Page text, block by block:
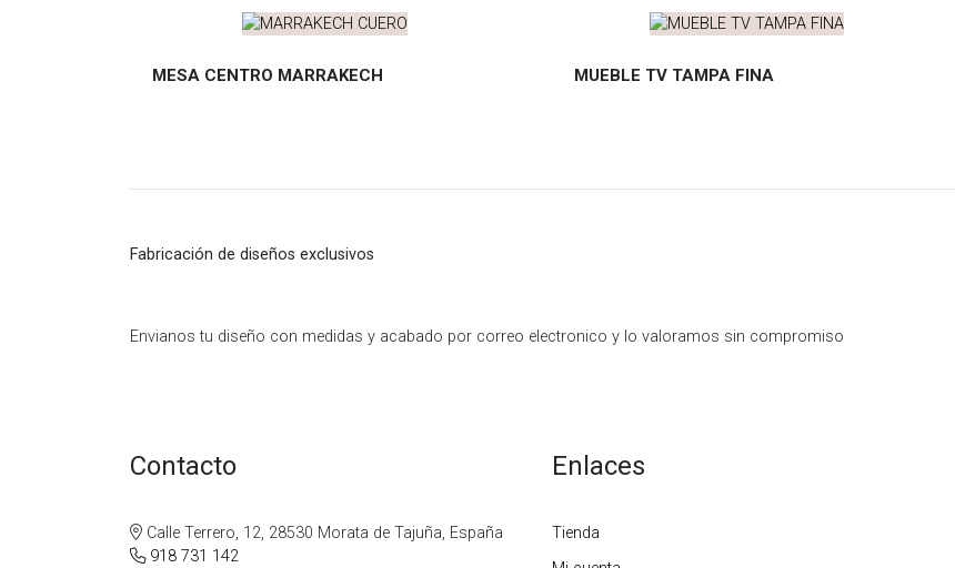
era:
595,00 €.
es:
435,00 €.
CENTR
AKECH
MESA CENTRO MARRAKECH
TV
MUEBLE TV TAMPA FINA
Fabricación de diseños exclusivos
Envianos tu diseño con medidas y acabado por correo electronico y lo valoramos sin compromiso
Contacto
Calle Terrero, 12, 28530 Morata de Tajuña, España
918 731 142
Enlaces
Tienda